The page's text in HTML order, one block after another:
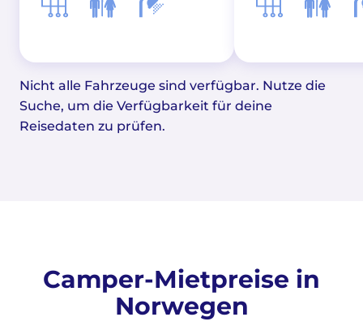
Nicht alle Fahrzeuge sind verfügbar. Nutze die
Suche, um die Verfügbarkeit für deine
Reisedaten zu prüfen.
Camper-Mietpreise in
Norwegen